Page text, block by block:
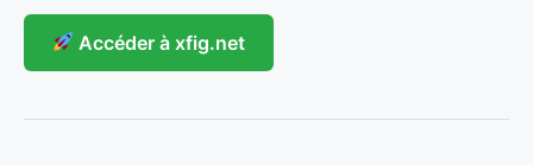
Accéder à xfig.net